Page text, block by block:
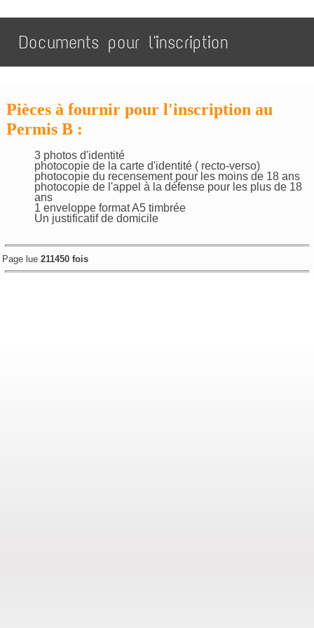
Documents pour l'inscription
Pièces à fournir pour l'inscription au
Permis B :
3 photos d'identité
photocopie de la carte d'identité ( recto-verso)
photocopie du recensement pour les moins de 18 ans
photocopie de l'appel à la défense pour les plus de 18
ans
1 enveloppe format A5 timbrée
Un justificatif de domicile
Page lue211450 fois